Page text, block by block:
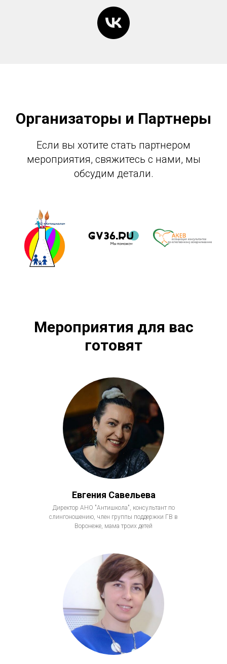
Организаторы и Партнеры
Если вы хотите стать партнером
мероприятия, свяжитесь с нами, мы
обсудим детали.
Мероприятия для вас
готовят
Евгения Савельева
Директор АНО "Антишкола", консультант по
слингоношению, член группы поддержки ГВ в
Воронеже, мама троих детей